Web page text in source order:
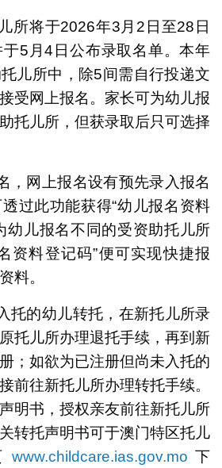
所将于2026年3月2日至28日
5月4日公布录取名单。本年
儿所中，除5间需自行投递文
受网上报名。家长可为幼儿报
托儿所，但获录取后只可选择
，网上报名设有预先录入报名
过此功能获得“幼儿报名资料
幼儿报名不同的受资助托儿所
资料登记码”便可实现快捷报
料。
托的幼儿转托，在新托儿所录
托儿所办理退托手续，再到新
；如欲为已注册但尚未入托的
前往新托儿所办理转托手续。
明书，授权亲友前往新托儿所
转托声明书可于澳门特区托儿
www.childcare.ias.gov.mo 下